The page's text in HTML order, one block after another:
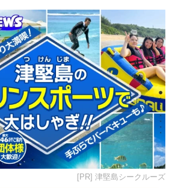
[PR] 津堅島シークルーズ